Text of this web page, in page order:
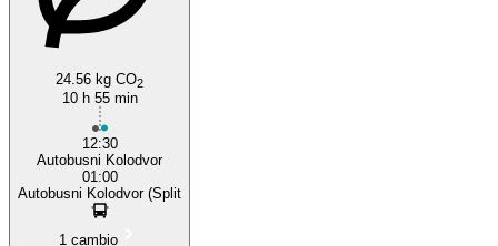
24.56 kg CO2
10 h 55 min
12:30
Autobusni Kolodvor
01:00
Autobusni Kolodvor (Split
1 cambio